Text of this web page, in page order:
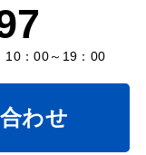
10：00～19：00
わせ